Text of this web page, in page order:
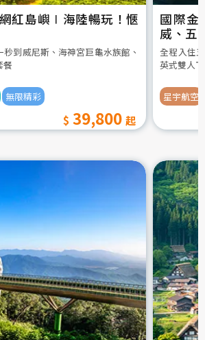
紅島嶼∣海陸暢玩！愜
到威尼斯、海神宮巨龜水族館、
餐
無限精彩
39,800
國際金
威、五
全程入住
英式雙人
星宇航空